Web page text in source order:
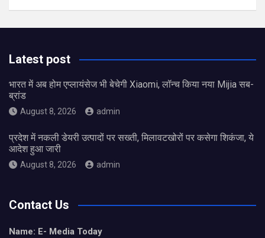
Latest post
भारत में अब होम एप्लायंसेज भी बेचेगी Xiaomi, लॉन्च किया नया Mijia सब-
ब्रांड
August 8, 2026 admin
प्रदेश में नकली डेयरी उत्पादों पर सख्ती, मिलावटखोरों पर कसेगा शिकंजा, ये
आदेश हुआ जारी
August 8, 2026 admin
Contact Us
Name: E- Media Today